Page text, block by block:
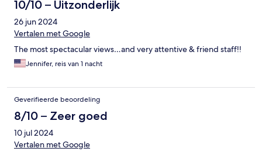
10/10 – Uitzonderlijk
26 jun 2024
Vertalen met Google
The most spectacular views…and very attentive & friend staff!!
Jennifer, reis van 1 nacht
Geverifieerde beoordeling
8/10 – Zeer goed
10 jul 2024
Vertalen met Google